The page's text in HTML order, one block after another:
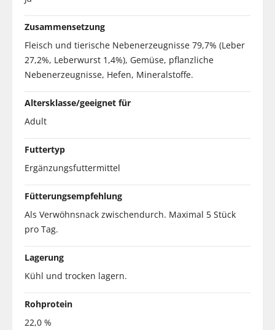
Zusammensetzung
Fleisch und tierische Nebenerzeugnisse 79,7% (Leber
27,2%, Leberwurst 1,4%), Gemüse, pflanzliche
Nebenerzeugnisse, Hefen, Mineralstoffe.
Altersklasse/geeignet für
Adult
Futtertyp
Ergänzungsfuttermittel
Fütterungsempfehlung
Als Verwöhnsnack zwischendurch. Maximal 5 Stück
pro Tag.
Lagerung
Kühl und trocken lagern.
Rohprotein
22,0 %